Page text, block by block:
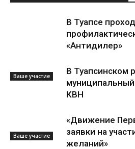
Ваше участие
В Туапсе
«Антидилер»
Ваше участие
В Туапсинском
КВН
«Движение
заявки на
желаний»